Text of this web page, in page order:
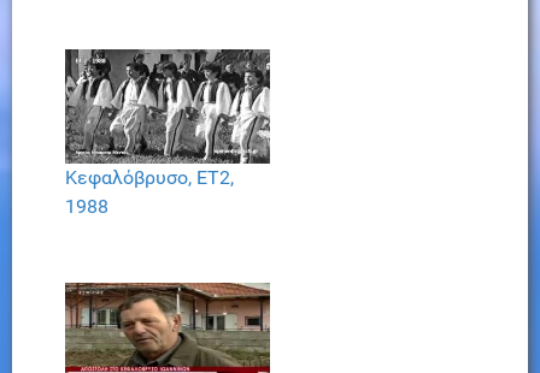
Κεφαλόβρυσο, ΕΤ2,
1988